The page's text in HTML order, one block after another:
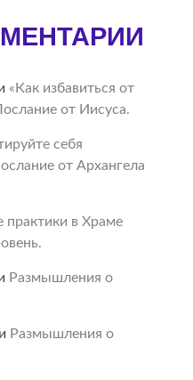
«Как избавиться от
от Иисуса.
себя
от Архангела
практики в Храме
Размышления о
Размышления о